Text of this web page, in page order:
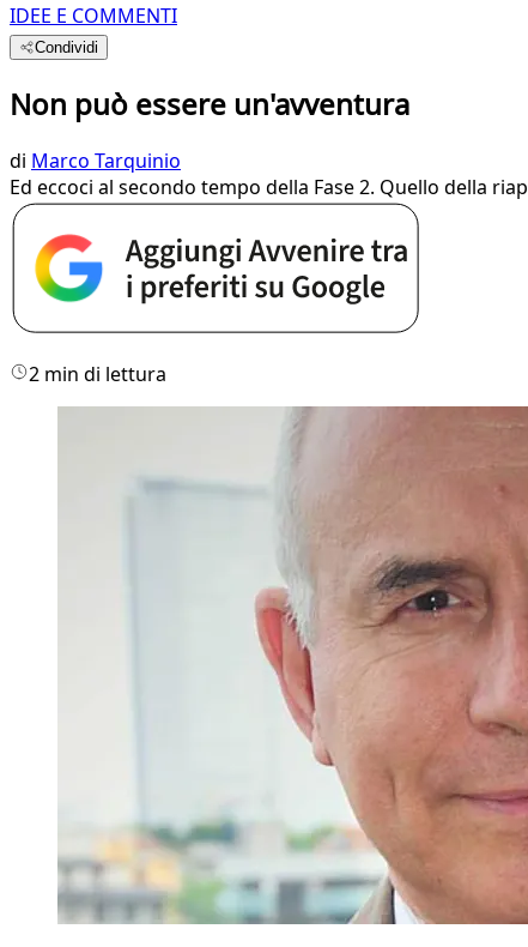
IDEE E COMMENTI
Condividi
Non può essere un'avventura
di Marco Tarquinio
Ed eccoci al secondo tempo della Fase 2. Quello della
2 min di lettura